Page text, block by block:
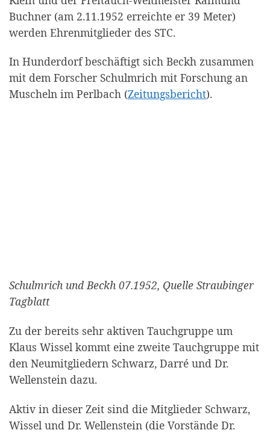
Buchner (am 2.11.1952 erreichte er 39 Meter)
werden Ehrenmitglieder des STC.
In Hunderdorf beschäftigt sich Beckh zusammen
mit dem Forscher Schulmrich mit Forschung an
Muscheln im Perlbach (Zeitungsbericht).
Schulmrich und Beckh 07.1952, Quelle Straubinger
Tagblatt
Zu der bereits sehr aktiven Tauchgruppe um
Klaus Wissel kommt eine zweite Tauchgruppe mit
den Neumitgliedern Schwarz, Darré und Dr.
Wellenstein dazu.
Aktiv in dieser Zeit sind die Mitglieder Schwarz,
Wissel und Dr. Wellenstein (die Vorstände Dr.